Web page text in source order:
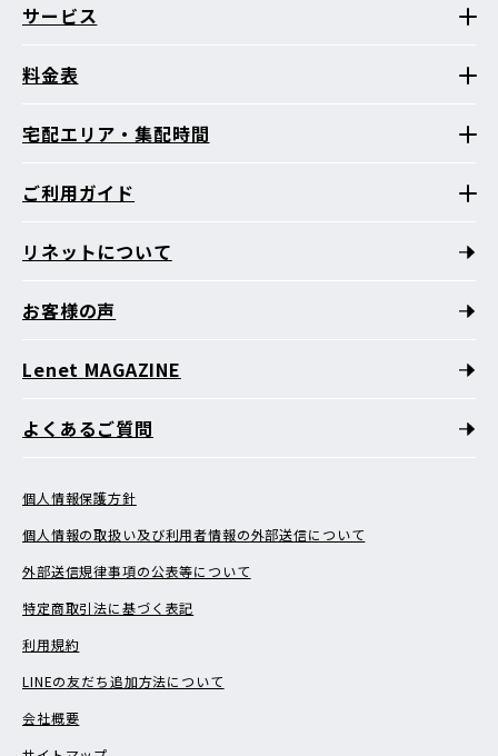
サービス
料金表
宅配エリア・集配時間
ご利用ガイド
リネットについて
お客様の声
Lenet MAGAZINE
よくあるご質問
個人情報保護方針
個人情報の取扱い及び利用者情報の外部送信について
外部送信規律事項の公表等について
特定商取引法に基づく表記
利用規約
LINEの友だち追加方法について
会社概要